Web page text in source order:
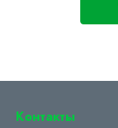
Контакты